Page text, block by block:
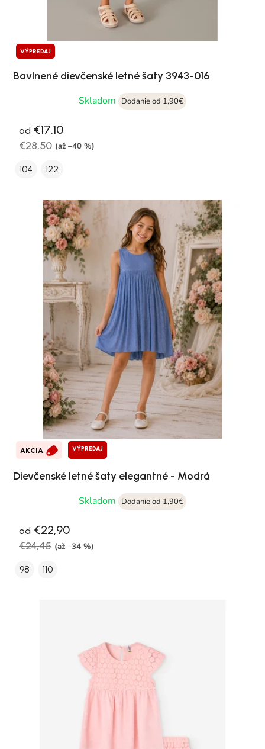
VÝPREDAJ
Bavlnené dievčenské letné šaty 3943-016
Skladom
Dodanie od 1,90€
od €17,10
€28,50 (až –40 %)
104 122
AKCIA VÝPREDAJ
Dievčenské letné šaty elegantné - Modrá
Skladom
Dodanie od 1,90€
od €22,90
€24,45 (až –34 %)
98 110